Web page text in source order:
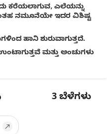
ಕರೆಯಲಾಗುವ, ಎಲೆಯನ್ನು
ನಮೂನೆಯೇ ಇದರ ವಿಶಿಷ್ಟ
ಹಾನಿ ಶುರುವಾಗುತ್ತದೆ.
ಮತ್ತು ಅಂಚುಗಳು
3 ಬೆಳೆಗಳು